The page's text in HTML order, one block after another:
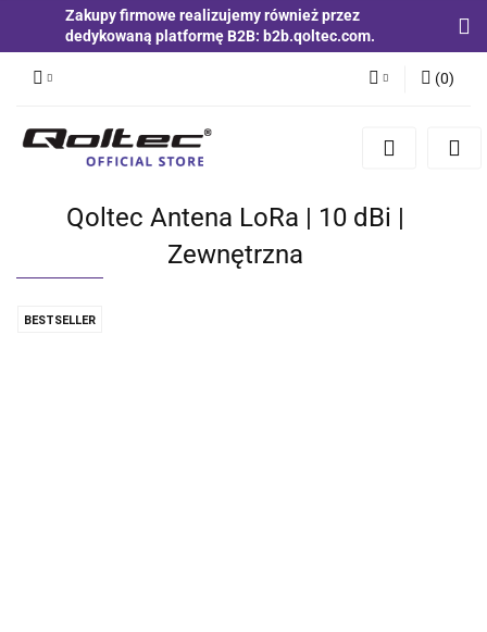
Zakupy firmowe realizujemy również przez
dedykowaną platformę B2B: b2b.qoltec.com.
Zaloguj się
Zgody cookies
(0)
Qoltec Antena LoRa | 10 dBi |
Zewnętrzna
BESTSELLER